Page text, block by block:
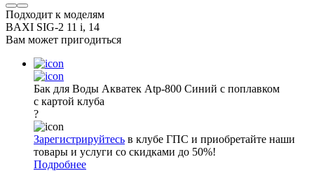
Подходит к моделям
BAXI SIG-2 11 i, 14
Вам может пригодиться
Бак для Воды Акватек Atp-800 Синий с поплавком
с картой клуба
?
Зарегистрируйтесь в клубе ГПС и приобретайте наши
товары и услуги со скидками до 50%!
Подробнее